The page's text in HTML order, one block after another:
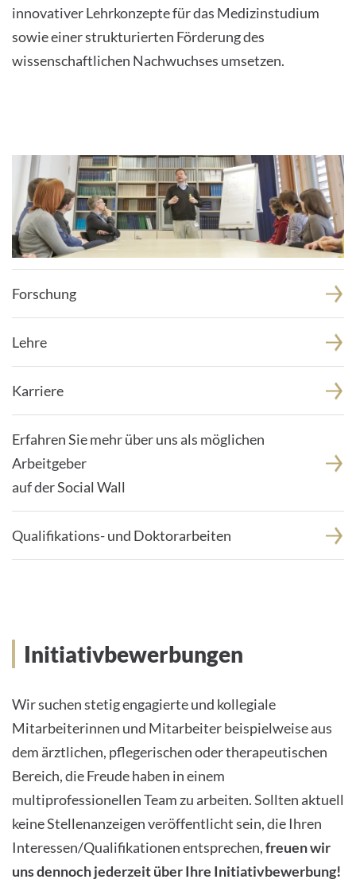
innovativer Lehrkonzepte für das Medizinstudium
sowie einer strukturierten Förderung des
wissenschaftlichen Nachwuchses umsetzen.
Forschung
Lehre
Karriere
Erfahren Sie mehr über uns als möglichen
Arbeitgeber
auf der Social Wall
Qualifikations- und Doktorarbeiten
Initiativbewerbungen
Initiativbewerbungen
Wir suchen stetig engagierte und kollegiale
Mitarbeiterinnen und Mitarbeiter beispielweise aus
dem ärztlichen, pflegerischen oder therapeutischen
Bereich, die Freude haben in einem
multiprofessionellen Team zu arbeiten. Sollten aktuell
keine Stellenanzeigen veröffentlicht sein, die Ihren
Interessen/Qualifikationen entsprechen,freuen wir
uns dennoch jederzeit über Ihre Initiativbewerbung!